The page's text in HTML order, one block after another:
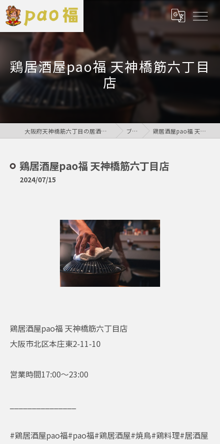
鶏居酒屋pao福 天神橋筋六丁目
店
大阪府天神橋筋六丁目の居酒屋なら鶏居酒屋pao福 ブログ 鶏居酒屋pao福 天神橋筋六丁目店
鶏居酒屋pao福 天神橋筋六丁目店
2024/07/15
鶏居酒屋pao福 天神橋筋六丁目店
大阪市北区本庄東2-11-10
営業時間17:00〜23:00
#鶏居酒屋pao福#pao福#鶏居酒屋#焼鳥#鶏料理#居酒屋